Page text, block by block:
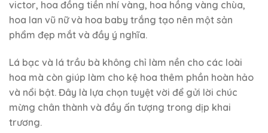
victor, hoa đồng tiền nhí vàng, hoa hồng vàng chùa,
hoa lan vũ nữ và hoa baby trắng tạo nên một sản
phẩm đẹp mắt và đầy ý nghĩa.
Lá bạc và lá trầu bà không chỉ làm nền cho các loài
hoa mà còn giúp làm cho kệ hoa thêm phần hoàn hảo
và nổi bật. Đây là lựa chọn tuyệt vời để gửi lời chúc
mừng chân thành và đầy ấn tượng trong dịp khai
trương.